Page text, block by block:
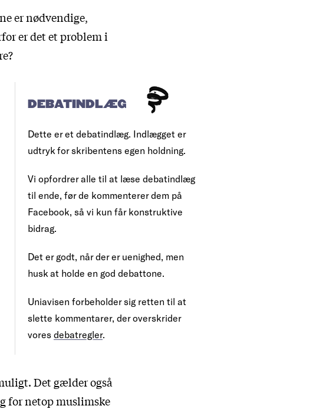
er nødvendige,
er det et problem i
DEBATINDLÆG
Dette er et debatindlæg. Indlægget er
udtryk for skribentens egen holdning.
Vi opfordrer alle til at læse debatindlæg
til ende, før de kommenterer dem på
Facebook, så vi kun får konstruktive
bidrag.
Det er godt, når der er uenighed, men
husk at holde en god debattone.
Uniavisen forbeholder sig retten til at
slette kommentarer, der overskrider
vores debatregler.
Det gælder også
for netop muslimske